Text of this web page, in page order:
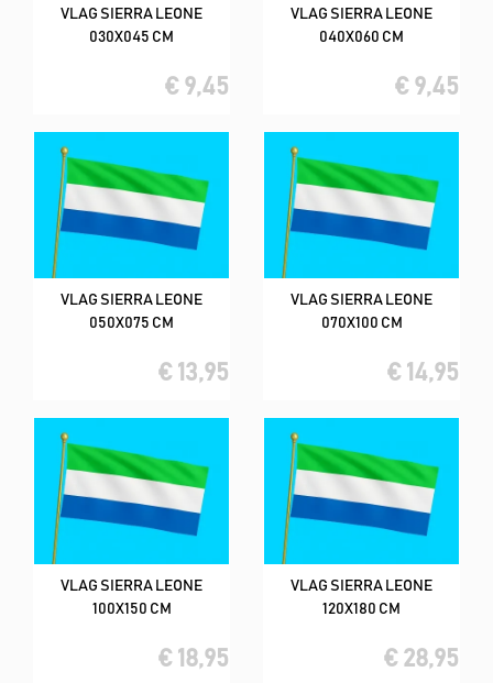
VLAG SIERRA LEONE
030X045 CM
€ 9,45
VLAG SIERRA LEONE
040X060 CM
€ 9,45
VLAG SIERRA LEONE
050X075 CM
€ 13,95
VLAG SIERRA LEONE
070X100 CM
€ 14,95
VLAG SIERRA LEONE
100X150 CM
€ 18,95
VLAG SIERRA LEONE
120X180 CM
€ 28,95